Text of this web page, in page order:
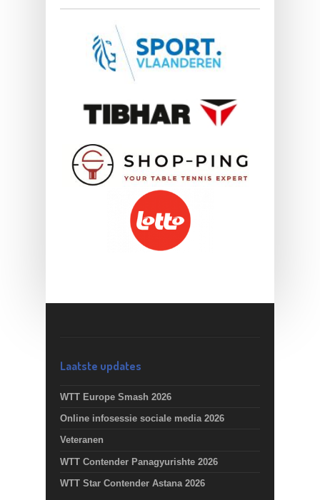
Laatste updates
WTT Europe Smash 2026
Online infosessie sociale media 2026
Veteranen
WTT Contender Panagyurishte 2026
WTT Star Contender Astana 2026